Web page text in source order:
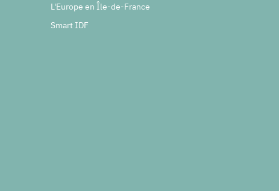
L'Europe en Île-de-France
Smart IDF